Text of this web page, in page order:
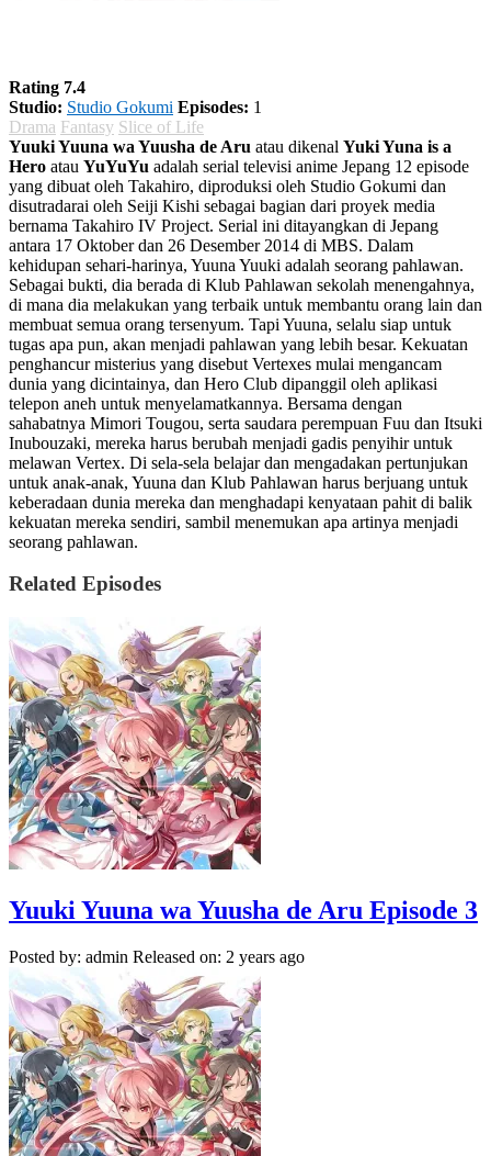
Rating 7.4
Studio: Studio Gokumi Episodes: 1
Drama Fantasy Slice of Life
Yuuki Yuuna wa Yuusha de Aru atau dikenal Yuki Yuna is a
Hero atau YuYuYu adalah serial televisi anime Jepang 12 episode
yang dibuat oleh Takahiro, diproduksi oleh Studio Gokumi dan
disutradarai oleh Seiji Kishi sebagai bagian dari proyek media
bernama Takahiro IV Project. Serial ini ditayangkan di Jepang
antara 17 Oktober dan 26 Desember 2014 di MBS. Dalam
kehidupan sehari-harinya, Yuuna Yuuki adalah seorang pahlawan.
Sebagai bukti, dia berada di Klub Pahlawan sekolah menengahnya,
di mana dia melakukan yang terbaik untuk membantu orang lain dan
membuat semua orang tersenyum. Tapi Yuuna, selalu siap untuk
tugas apa pun, akan menjadi pahlawan yang lebih besar. Kekuatan
penghancur misterius yang disebut Vertexes mulai mengancam
dunia yang dicintainya, dan Hero Club dipanggil oleh aplikasi
telepon aneh untuk menyelamatkannya. Bersama dengan
sahabatnya Mimori Tougou, serta saudara perempuan Fuu dan Itsuki
Inubouzaki, mereka harus berubah menjadi gadis penyihir untuk
melawan Vertex. Di sela-sela belajar dan mengadakan pertunjukan
untuk anak-anak, Yuuna dan Klub Pahlawan harus berjuang untuk
keberadaan dunia mereka dan menghadapi kenyataan pahit di balik
kekuatan mereka sendiri, sambil menemukan apa artinya menjadi
seorang pahlawan.
Related Episodes
Yuuki Yuuna wa Yuusha de Aru Episode 3
Posted by: admin Released on: 2 years ago